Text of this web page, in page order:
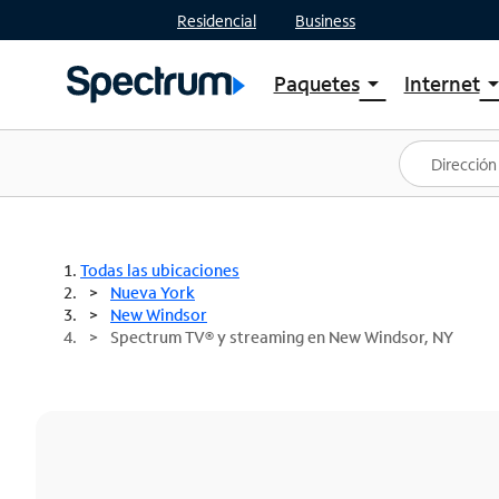
Residencial Business
Paquetesarrow_drop_down
Ver paquetes
Spectrum One
Mejores ofertas
Internetarrow_drop_down
Planes
Todas las ubicaciones
Nueva York
New Windsor
Spectrum TV® y streaming en New Windsor, NY